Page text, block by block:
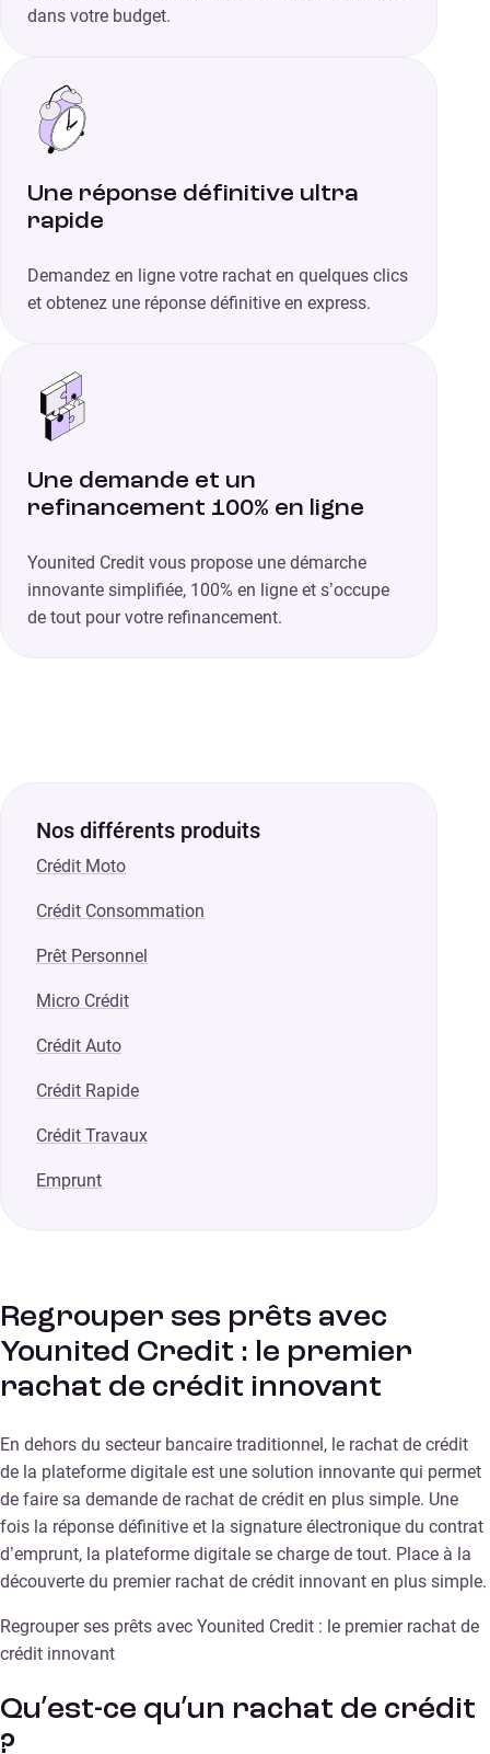
dans votre budget.
Une réponse définitive ultra
rapide
Demandez en ligne votre rachat en quelques clics
et obtenez une réponse définitive en express.
Une demande et un
refinancement 100% en ligne
Younited Credit vous propose une démarche
innovante simplifiée, 100% en ligne et s’occupe
de tout pour votre refinancement.
Nos différents produits
Crédit Moto
Crédit Consommation
Prêt Personnel
Micro Crédit
Crédit Auto
Crédit Rapide
Crédit Travaux
Emprunt
Regrouper ses prêts avec
Younited Credit : le premier
rachat de crédit innovant
En dehors du secteur bancaire traditionnel, le rachat de crédit
de la plateforme digitale est une solution innovante qui permet
de faire sa demande de rachat de crédit en plus simple. Une
fois la réponse définitive et la signature électronique du contrat
d’emprunt, la plateforme digitale se charge de tout. Place à la
découverte du premier rachat de crédit innovant en plus simple.
Regrouper ses prêts avec Younited Credit : le premier rachat de
crédit innovant
Qu’est-ce qu’un rachat de crédit
?